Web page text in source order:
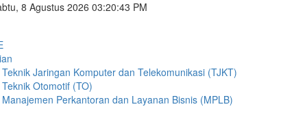
8 Agustus 2026 03:20:44 PM
Teknik Jaringan Komputer dan Telekomunikasi (TJKT)
Teknik Otomotif (TO)
Manajemen Perkantoran dan Layanan Bisnis (MPLB)